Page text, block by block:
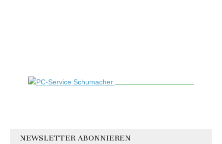
NEWSLETTER ABONNIEREN